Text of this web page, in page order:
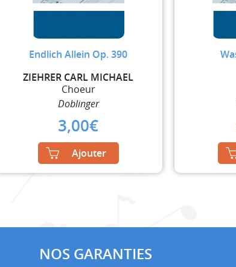
Endlich Allein Op. 390
ZIEHRER CARL MICHAEL
Choeur
Doblinger
3,00€
Ajouter
NOS GARANTIES